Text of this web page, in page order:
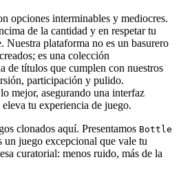
opciones interminables y mediocres.
de la cantidad y en respetar tu
Nuestra plataforma no es un basurero
es una colección
de títulos que cumplen con nuestros
participación y pulido.
mejor, asegurando una interfaz
tu experiencia de juego.
clonados aquí. Presentamos Bottle
un juego excepcional que vale tu
curatorial: menos ruido, más de la